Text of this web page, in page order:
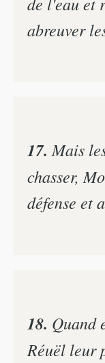
abreuver
17. Mais
chasser,
défense et
18. Quand
Réuël leur